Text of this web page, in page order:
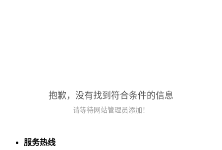
抱歉，没有找到符合条件的信息
请等待网站管理员添加！
服务热线